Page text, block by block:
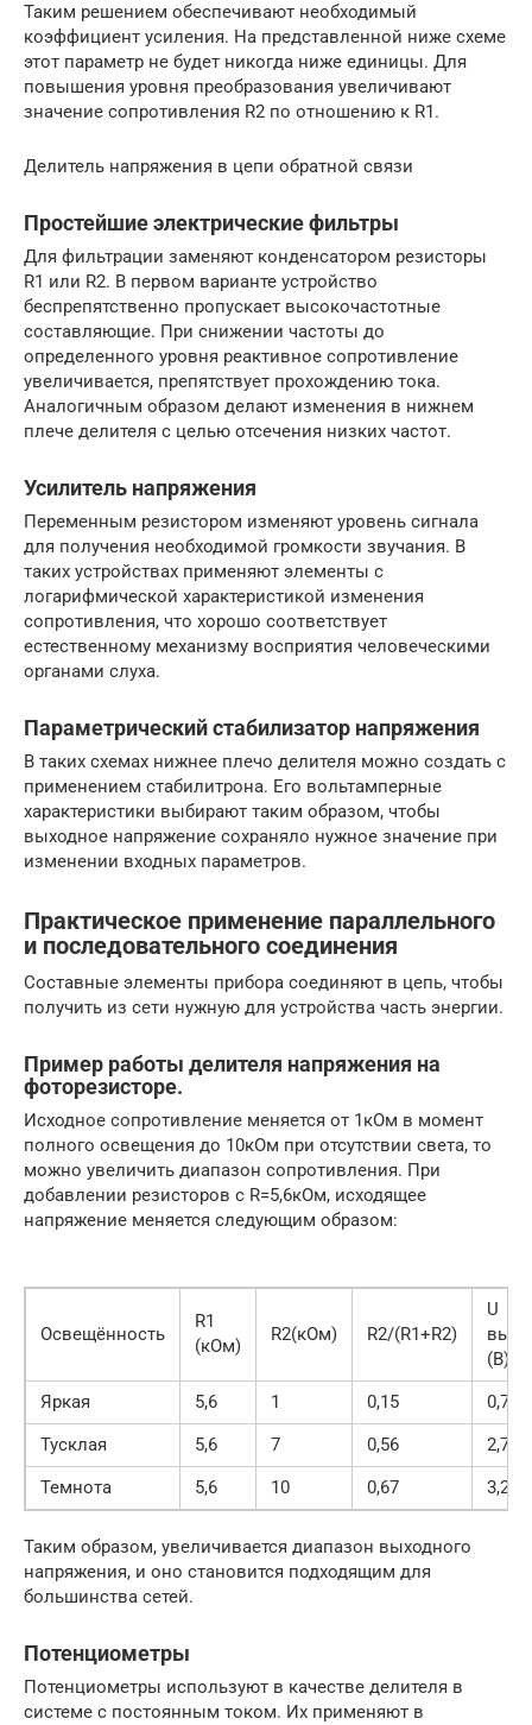
Таким решением обеспечивают необходимый
коэффициент усиления. На представленной ниже схеме
этот параметр не будет никогда ниже единицы. Для
повышения уровня преобразования увеличивают
значение сопротивления R2 по отношению к R1.
Делитель напряжения в цепи обратной связи
Простейшие электрические фильтры
Для фильтрации заменяют конденсатором резисторы
R1 или R2. В первом варианте устройство
беспрепятственно пропускает высокочастотные
составляющие. При снижении частоты до
определенного уровня реактивное сопротивление
увеличивается, препятствует прохождению тока.
Аналогичным образом делают изменения в нижнем
плече делителя с целью отсечения низких частот.
Усилитель напряжения
Переменным резистором изменяют уровень сигнала
для получения необходимой громкости звучания. В
таких устройствах применяют элементы с
логарифмической характеристикой изменения
сопротивления, что хорошо соответствует
естественному механизму восприятия человеческими
органами слуха.
Параметрический стабилизатор напряжения
В таких схемах нижнее плечо делителя можно создать с
применением стабилитрона. Его вольтамперные
характеристики выбирают таким образом, чтобы
выходное напряжение сохраняло нужное значение при
изменении входных параметров.
Практическое применение параллельного
и последовательного соединения
Составные элементы прибора соединяют в цепь, чтобы
получить из сети нужную для устройства часть энергии.
Пример работы делителя напряжения на
фоторезисторе.
Исходное сопротивление меняется от 1кОм в момент
полного освещения до 10кОм при отсутствии света, то
можно увеличить диапазон сопротивления. При
добавлении резисторов с R=5,6кОм, исходящее
напряжение меняется следующим образом:
Освещённость
R1
(кОм)
R2(кОм) R2/(R1+R2)
U
(В)
Яркая
5,6 1 0,15
0,76
Тусклая
5,6 7 0,56
2,78
Темнота
5,6 10 0,67 3,21
Таким образом, увеличивается диапазон выходного
напряжения, и оно становится подходящим для
большинства сетей.
Потенциометры
Потенциометры используют в качестве делителя в
системе с постоянным током. Их применяют в